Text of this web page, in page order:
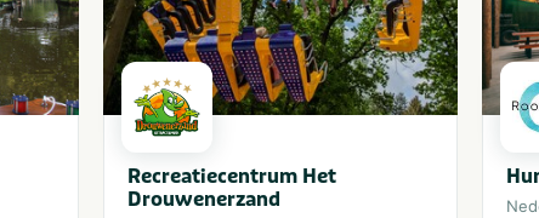
Recreatiecentrum Het
Drouwenerzand